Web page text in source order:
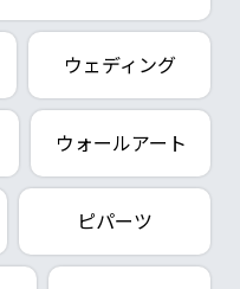
ウェディング
ウォールアート
ピパーツ